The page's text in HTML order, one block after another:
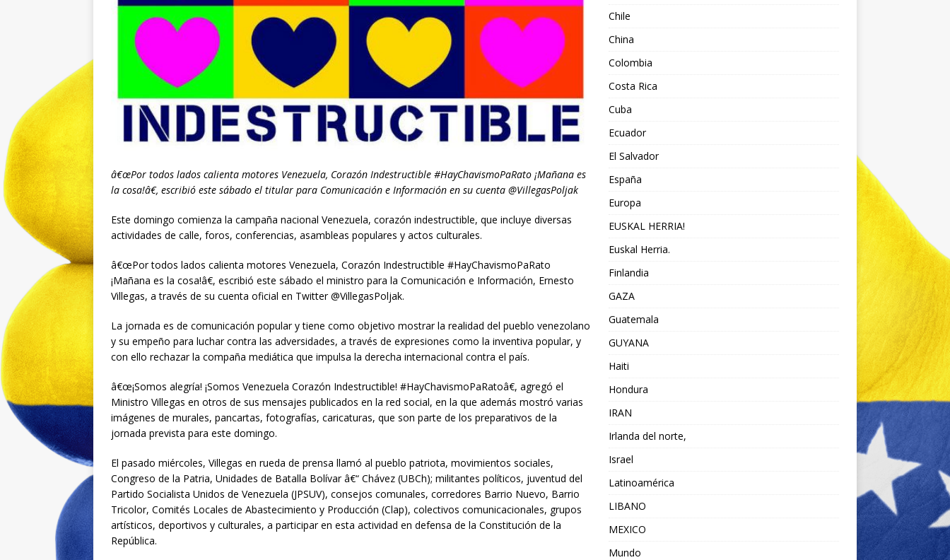
â€œPor todos lados calienta motores Venezuela, Corazón Indestructible #HayChavismoPaRato ¡Mañana es
la cosa!â€, escribió este sábado el titular para Comunicación e Información en su cuenta @VillegasPoljak
Este domingo comienza la campaña nacional Venezuela, corazón indestructible, que incluye diversas
actividades de calle, foros, conferencias, asambleas populares y actos culturales.
â€œPor todos lados calienta motores Venezuela, Corazón Indestructible #HayChavismoPaRato
¡Mañana es la cosa!â€, escribió este sábado el ministro para la Comunicación e Información, Ernesto
Villegas, a través de su cuenta oficial en Twitter @VillegasPoljak.
La jornada es de comunicación popular y tiene como objetivo mostrar la realidad del pueblo venezolano
y su empeño para luchar contra las adversidades, a través de expresiones como la inventiva popular, y
con ello rechazar la compaña mediática que impulsa la derecha internacional contra el país.
â€œ¡Somos alegría! ¡Somos Venezuela Corazón Indestructible! #HayChavismoPaRatoâ€, agregó el
Ministro Villegas en otros de sus mensajes publicados en la red social, en la que además mostró varias
imágenes de murales, pancartas, fotografías, caricaturas, que son parte de los preparativos de la
jornada prevista para este domingo.
El pasado miércoles, Villegas en rueda de prensa llamó al pueblo patriota, movimientos sociales,
Congreso de la Patria, Unidades de Batalla Bolívar â€“ Chávez (UBCh); militantes políticos, juventud del
Partido Socialista Unidos de Venezuela (JPSUV), consejos comunales, corredores Barrio Nuevo, Barrio
Tricolor, Comités Locales de Abastecimiento y Producción (Clap), colectivos comunicacionales, grupos
artísticos, deportivos y culturales, a participar en esta actividad en defensa de la Constitución de la
República.
Chile
China
Colombia
Costa Rica
Cuba
Ecuador
El Salvador
España
Europa
EUSKAL HERRIA!
Euskal Herria.
Finlandia
GAZA
Guatemala
GUYANA
Haiti
Hondura
IRAN
Irlanda del norte,
Israel
Latinoamérica
LIBANO
MEXICO
Mundo